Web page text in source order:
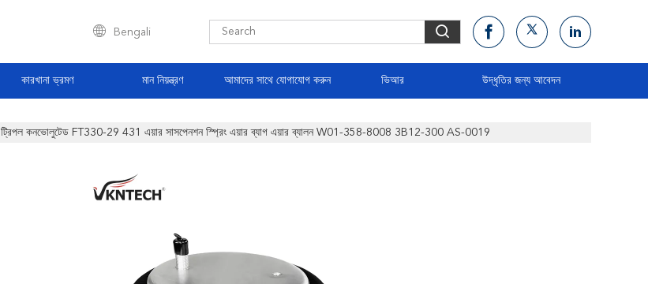
Bengali
কারখানা ভ্রমণ মান নিয়ন্ত্রণ আমাদের সাথে যোগাযোগ করুন ভিআর উদ্ধৃতির জন্য আবেদন
ট্রিপল কনভোলুটেড FT330-29 431 এয়ার সাসপেনশন স্প্রিং এয়ার ব্যাগ এয়ার ব্যালন W01-358-8008 3B12-300 AS-0019